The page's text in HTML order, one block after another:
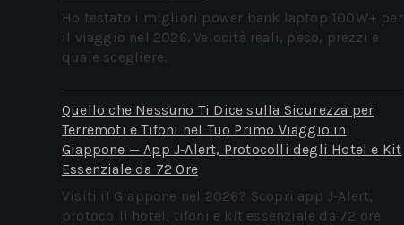
Ho testato i migliori power bank laptop 100W+ per
il viaggio nel 2026. Velocità reali, peso, prezzi e
quale scegliere.
Quello che Nessuno Ti Dice sulla Sicurezza per
Terremoti e Tifoni nel Tuo Primo Viaggio in
Giappone — App J‑Alert, Protocolli degli Hotel e Kit
Essenziale da 72 Ore
Visiti il Giappone nel 2026? Scopri app J‑Alert,
protocolli hotel, tifoni e kit essenziale da 72 ore